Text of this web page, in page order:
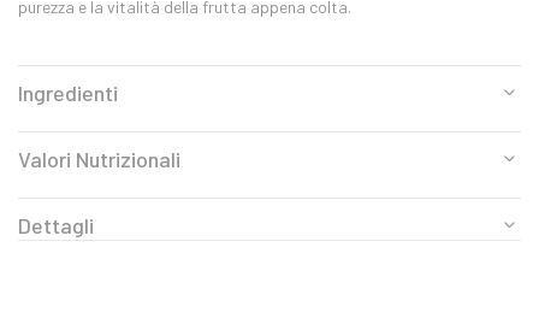
purezza e la vitalità della frutta appena colta.
Ingredienti
Valori Nutrizionali
Dettagli